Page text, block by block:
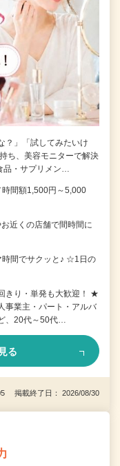
？」「試してみたいけ
ち、美容モニターで解決
品・サプリメン…
間額1,500円～5,000
近くの店舗で間時間に
時間でサクッと♪ ☆1日の
きり・単発も大歓迎！ ★
事業主・パート・アルバ
、20代～50代…
る
掲載終了日： 2026/08/30